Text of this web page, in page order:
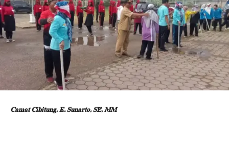
‎𝐂𝐚𝐦𝐚𝐭 𝐂𝐢𝐛𝐢𝐭𝐮𝐧𝐠, 𝐄. 𝐒𝐮𝐧𝐚𝐫𝐭𝐨, 𝐒𝐄, 𝐌𝐌